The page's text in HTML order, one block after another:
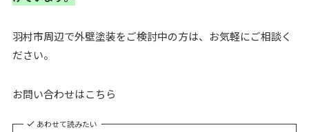
羽村市周辺で外壁塗装をご検討中の方は、お気軽にご相談く
ださい。
お問い合わせはこちら
あわせて読みたい